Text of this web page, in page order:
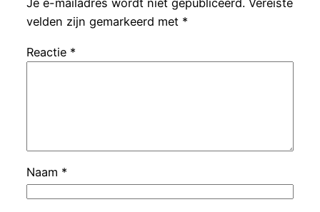
Je e-mailadres wordt niet gepubliceerd. Vereiste
velden zijn gemarkeerd met *
Reactie *
Naam *